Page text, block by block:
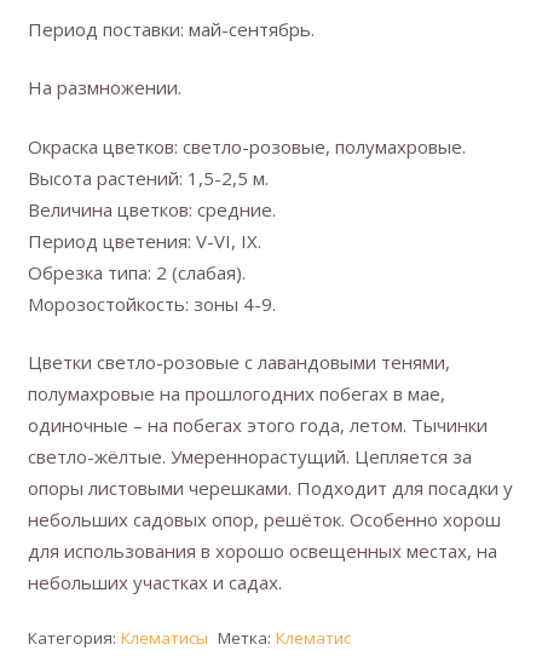
Период поставки: май-сентябрь.
На размножении.
Окраска цветков: светло-розовые, полумахровые.
Высота растений: 1,5-2,5 м.
Величина цветков: средние.
Период цветения: V-VI, IX.
Обрезка типа: 2 (слабая).
Морозостойкость: зоны 4-9.
Цветки светло-розовые c лавандовыми тенями,
полумахровые на прошлогодних побегах в мае,
одиночные – на побегах этого года, летом. Тычинки
светло-жёлтые. Умереннорастущий. Цепляется за
опоры листовыми черешками. Подходит для посадки у
небольших садовых опор, решёток. Особенно хорош
для использования в хорошо освещенных местах, на
небольших участках и садах.
Категория: Клематисы Метка: Клематис